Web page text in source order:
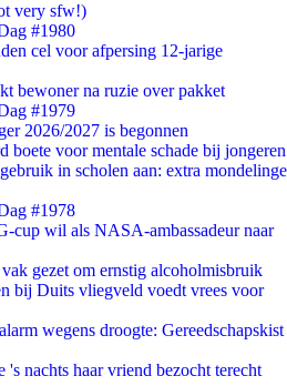
very sfw!)
#1980
cel voor afpersing 12-jarige
bewoner na ruzie over pakket
#1979
2026/2027 is begonnen
boete voor mentale schade bij jongeren
in scholen aan: extra mondelinge
#1978
cup wil als NASA-ambassadeur naar
gezet om ernstig alcoholmisbruik
bij Duits vliegveld voedt vrees voor
wegens droogte: Gereedschapskist
's nachts haar vriend bezocht terecht